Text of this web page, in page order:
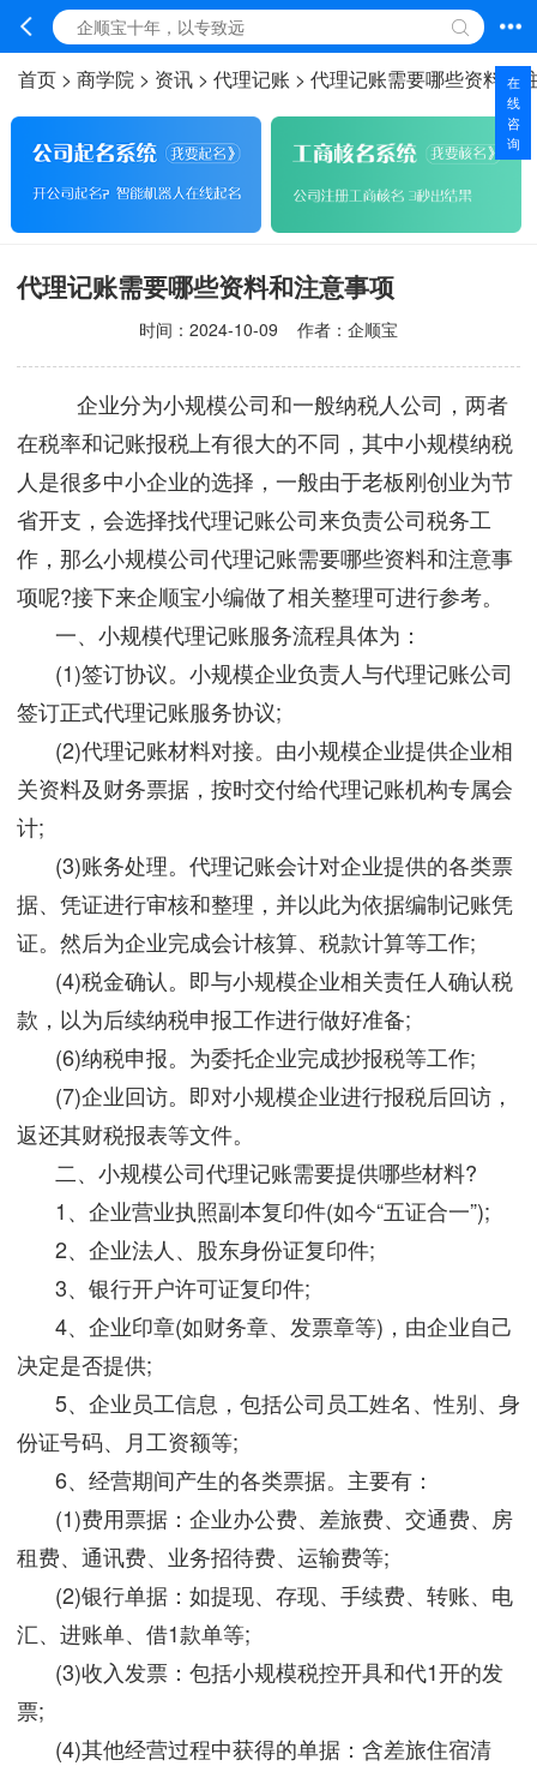
首页 > 商学院 > 资讯 > 代理记账 > 代理记账需要哪些资料和
代理记账需要哪些资料和注意事项
时间： 2024-10-09 作者：企顺宝
企业分为小规模公司和一般纳税人公司，两者
在税率和记账报税上有很大的不同，其中小规模纳税
人是很多中小企业的选择，一般由于老板刚创业为节
省开支，会选择找代理记账公司来负责公司税务工
作，那么小规模公司代理记账需要哪些资料和注意事
项呢?接下来企顺宝小编做了相关整理可进行参考。
一、小规模代理记账服务流程具体为：
(1)签订协议。小规模企业负责人与代理记账公司
签订正式代理记账服务协议;
(2)代理记账材料对接。由小规模企业提供企业相
关资料及财务票据，按时交付给代理记账机构专属会
计;
(3)账务处理。代理记账会计对企业提供的各类票
据、凭证进行审核和整理，并以此为依据编制记账凭
证。然后为企业完成会计核算、税款计算等工作;
(4)税金确认。即与小规模企业相关责任人确认税
款，以为后续纳税申报工作进行做好准备;
(6)纳税申报。为委托企业完成抄报税等工作;
(7)企业回访。即对小规模企业进行报税后回访，
返还其财税报表等文件。
二、小规模公司代理记账需要提供哪些材料?
1、企业营业执照副本复印件(如今“五证合一”);
2、企业法人、股东身份证复印件;
3、银行开户许可证复印件;
4、企业印章(如财务章、发票章等)，由企业自己
决定是否提供;
5、企业员工信息，包括公司员工姓名、性别、身
份证号码、月工资额等;
6、经营期间产生的各类票据。主要有：
(1)费用票据：企业办公费、差旅费、交通费、房
租费、通讯费、业务招待费、运输费等;
(2)银行单据：如提现、存现、手续费、转账、电
汇、进账单、借1款单等;
(3)收入发票：包括小规模税控开具和代1开的发
票;
(4)其他经营过程中获得的单据：含差旅住宿清
在
线
咨
询